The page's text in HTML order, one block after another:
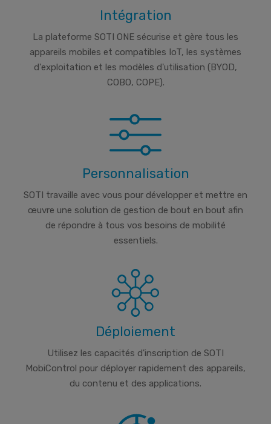
Intégration
La plateforme SOTI ONE sécurise et gère tous les
appareils mobiles et compatibles IoT, les systèmes
d'exploitation et les modèles d'utilisation (BYOD,
COBO, COPE).
Personnalisation
SOTI travaille avec vous pour développer et mettre en
œuvre une solution de gestion de bout en bout afin
de répondre à tous vos besoins de mobilité
essentiels.
Déploiement
Utilisez les capacités d'inscription de SOTI
MobiControl pour déployer rapidement des appareils,
du contenu et des applications.